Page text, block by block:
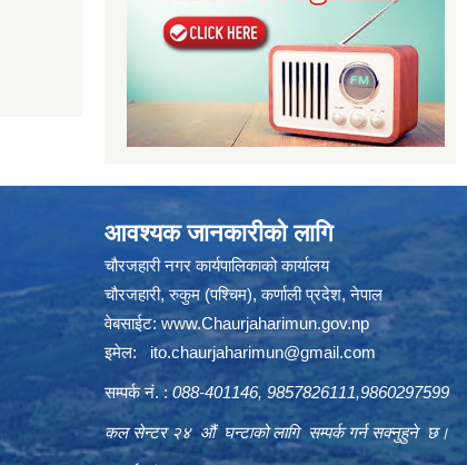
आवश्यक जानकारीको लागि
चौरजहारी नगर कार्यपालिकाको कार्यालय
चौरजहारी, रुकुम (पश्चिम), कर्णाली प्रदेश, नेपाल
वेबसाईट:www.Chaurjaharimun.gov.np
इमेल: ito.chaurjaharimun@gmail.com
सम्पर्क नं. : 088-401146, 9857826111,9860297599
कल सेन्टर २४ औं घन्टाको लागि सम्पर्क गर्न सक्नुहुने छ।